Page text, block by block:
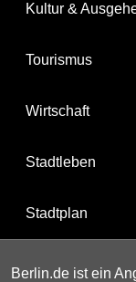
Kultur &
Tourismus
Wirtschaft
Stadtleben
Stadtplan
Berlin.de ist ein